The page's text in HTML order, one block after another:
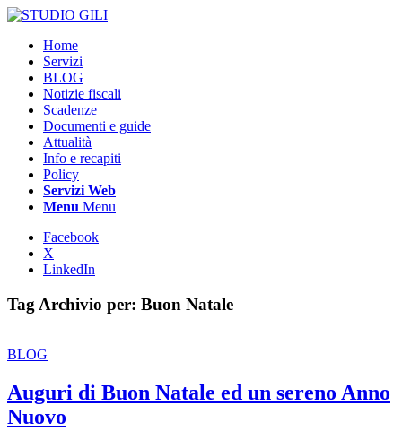
Home
Servizi
BLOG
Notizie fiscali
Scadenze
Documenti e guide
Attualità
Info e recapiti
Policy
Servizi Web
Menu Menu
Facebook
X
LinkedIn
Tag Archivio per: Buon Natale
BLOG
Auguri di Buon Natale ed un sereno Anno
Nuovo